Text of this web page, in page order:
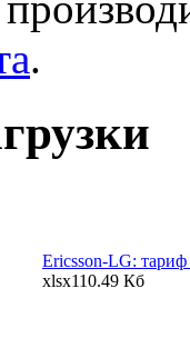
.
Ericsson-LG: тариф
xlsx110.49 Кб